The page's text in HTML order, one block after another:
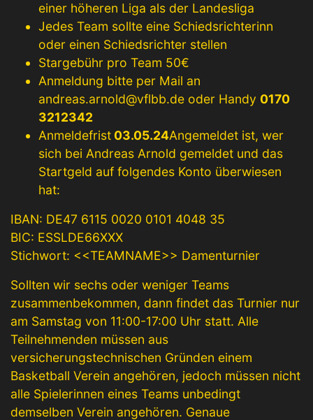
einer höheren Liga als der Landesliga
Jedes Team sollte eine Schiedsrichterinn
oder einen Schiedsrichter stellen
Stargebühr pro Team 50€
Anmeldung bitte per Mail an
andreas.arnold@vflbb.de oder Handy 0170
3212342
Anmeldefrist 03.05.24Angemeldet ist, wer
sich bei Andreas Arnold gemeldet und das
Startgeld auf folgendes Konto überwiesen
hat:
IBAN: DE47 6115 0020 0101 4048 35
BIC: ESSLDE66XXX
Stichwort: <<TEAMNAME>> Damenturnier
Sollten wir sechs oder weniger Teams
zusammenbekommen, dann findet das Turnier nur
am Samstag von 11:00-17:00 Uhr statt. Alle
Teilnehmenden müssen aus
versicherungstechnischen Gründen einem
Basketball Verein angehören, jedoch müssen nicht
alle Spielerinnen eines Teams unbedingt
demselben Verein angehören. Genaue